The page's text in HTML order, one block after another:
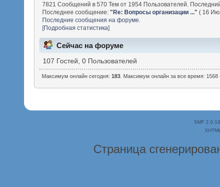
7821 Сообщений в 570 Тем от 1954 Пользователей.
Последнее сообщение:"Re: Вопросы организации ..." ( 16
Последние сообщения на форуме.
[Подробная статистика]
Сейчас на форуме
107 Гостей, 0 Пользователей
Максимум онлайн сегодня:183 . Максимум онлайн за все время:
SMF 2.0.19
Страница